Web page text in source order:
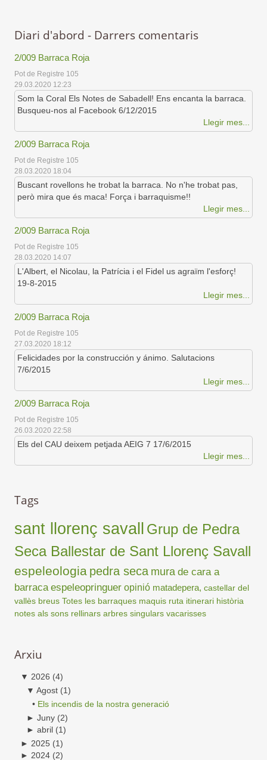
Diari d'abord - Darrers comentaris
2/009 Barraca Roja
Pot de Registre 105
29.03.2020 12:23
Som la Coral Els Notes de Sabadell! Ens encanta la barraca.
Busqueu-nos al Facebook 6/12/2015
Llegir mes...
2/009 Barraca Roja
Pot de Registre 105
28.03.2020 18:04
Buscant rovellons he trobat la barraca. No n'he trobat pas,
però mira que és maca! Força i barraquisme!!
Llegir mes...
2/009 Barraca Roja
Pot de Registre 105
28.03.2020 14:07
L'Albert, el Nicolau, la Patrícia i el Fidel us agraïm l'esforç!
19-8-2015
Llegir mes...
2/009 Barraca Roja
Pot de Registre 105
27.03.2020 18:12
Felicidades por la construcción y ánimo. Salutacions
7/6/2015
Llegir mes...
2/009 Barraca Roja
Pot de Registre 105
26.03.2020 22:58
Els del CAU deixem petjada AEIG 7 17/6/2015
Llegir mes...
Tags
sant llorenç savall
Grup de Pedra
Seca Ballestar de Sant Llorenç Savall
espeleologia pedra seca mura de cara a
barraca espeleopringuer opinió matadepera,castellar del
vallès breus Totes les barraques maquis ruta itinerari història
notes als sons rellinars arbres singulars vacarisses
Arxiu
▼ 2026 (4)
▼ Agost (1)
• Els incendis de la nostra generació
► Juny (2)
► abril (1)
► 2025 (1)
► 2024 (2)